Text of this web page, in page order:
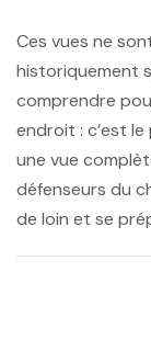
Ces vues ne
historiquement
comprendre
endroit : c’est
une vue
défenseurs du
de loin et se